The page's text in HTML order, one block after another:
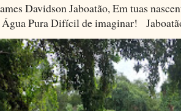
Davidson Jaboatão, Em tuas
Pura Difícil de imaginar!